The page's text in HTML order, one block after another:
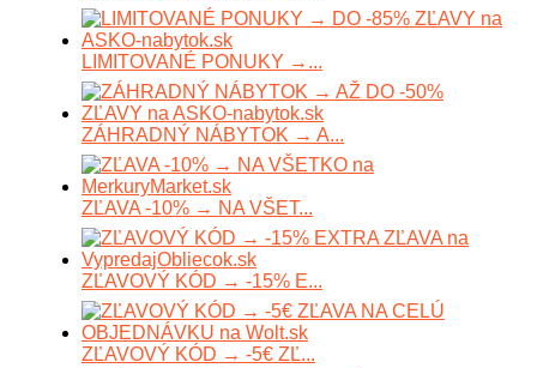
LIMITOVANÉ PONUKY →...
ZÁHRADNÝ NÁBYTOK → A...
ZĽAVA -10% → NA VŠET...
ZĽAVOVÝ KÓD → -15% E...
ZĽAVOVÝ KÓD → -5€ ZĽ...